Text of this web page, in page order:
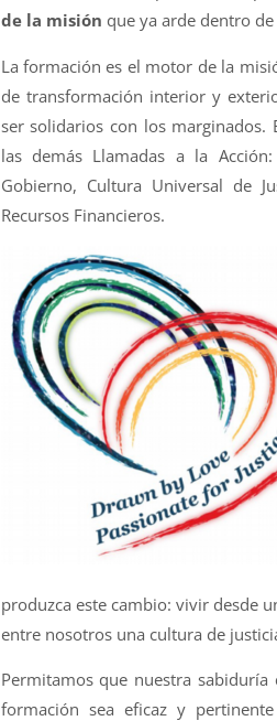
de la misión que ya arde dentro
La formación es el motor de la
de transformación interior y
ser solidarios con los
las demás Llamadas a la
Gobierno, Cultura Universal de
Recursos Financieros.
produzca este cambio: vivir desde
entre nosotros una cultura de
Permitamos que nuestra
formación sea eficaz y